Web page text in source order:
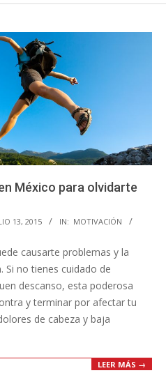
México para olvidarte
13, 2015 IN: MOTIVACIÓN
causarte problemas y la
Si no tienes cuidado de
descanso, esta poderosa
y terminar por afectar tu
de cabeza y baja
LEER MÁS →